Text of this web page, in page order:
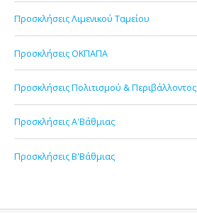
Προσκλήσεις Λιμενικού Ταμείου
Προσκλήσεις ΟΚΠΑΠΑ
Προσκλήσεις Πολιτισμού & Περιβάλλοντος
Προσκλήσεις Α'Βάθμιας
Προσκλήσεις Β'Βάθμιας